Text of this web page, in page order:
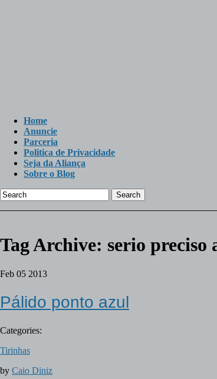
Home
Anuncie
Parceria
Politica de Privacidade
Seja da Aliança
Sobre o Blog
Search
Tag Archive: serio preciso
Feb 05 2013
Pálido ponto azul
Categories:
Tirinhas
by Caio Diniz